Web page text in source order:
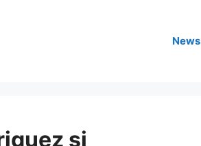
News
si